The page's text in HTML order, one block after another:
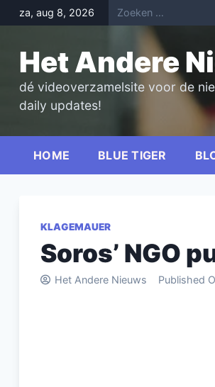
Skip
to
za, aug 8, 2026
Het Andere
dé videoverzamelsite voor de
daily updates!
HOME BLUE TIGER
KLAGEMAUER
Soros’ NGO
Het Andere Nieuws Published